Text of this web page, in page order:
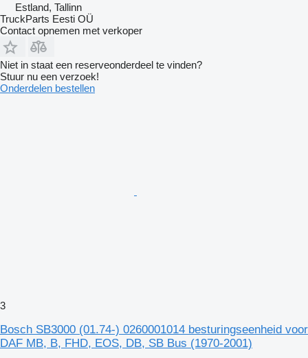
Estland, Tallinn
TruckParts Eesti OÜ
Contact opnemen met verkoper
Niet in staat een reserveonderdeel te vinden?
Stuur nu een verzoek!
Onderdelen bestellen
3
Bosch SB3000 (01.74-) 0260001014 besturingseenheid voor
DAF MB, B, FHD, EOS, DB, SB Bus (1970-2001)